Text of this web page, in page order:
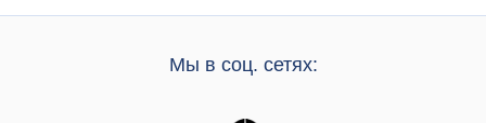
Мы в соц. сетях: